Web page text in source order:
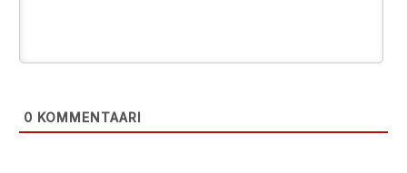
0 KOMMENTAARI